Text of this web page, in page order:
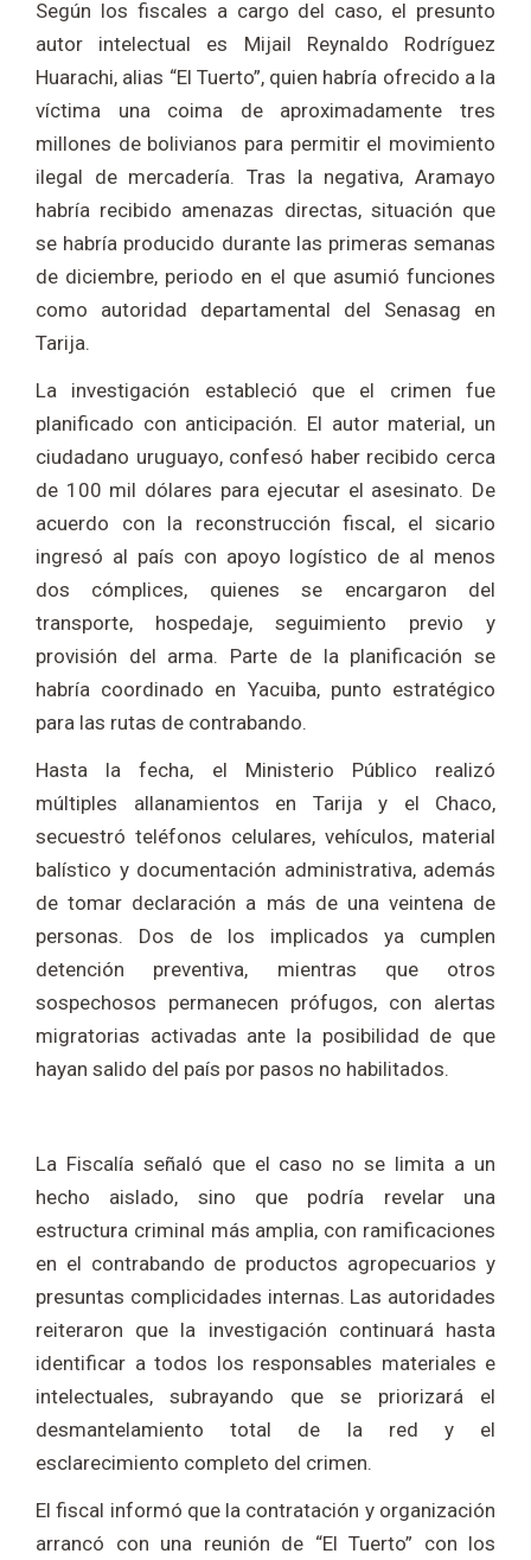
Según los fiscales a cargo del caso, el presunto
autor intelectual es Mijail Reynaldo Rodríguez
Huarachi, alias “El Tuerto”, quien habría ofrecido a la
víctima una coima de aproximadamente tres
millones de bolivianos para permitir el movimiento
ilegal de mercadería. Tras la negativa, Aramayo
habría recibido amenazas directas, situación que
se habría producido durante las primeras semanas
de diciembre, periodo en el que asumió funciones
como autoridad departamental del Senasag en
Tarija.
La investigación estableció que el crimen fue
planificado con anticipación. El autor material, un
ciudadano uruguayo, confesó haber recibido cerca
de 100 mil dólares para ejecutar el asesinato. De
acuerdo con la reconstrucción fiscal, el sicario
ingresó al país con apoyo logístico de al menos
dos cómplices, quienes se encargaron del
transporte, hospedaje, seguimiento previo y
provisión del arma. Parte de la planificación se
habría coordinado en Yacuiba, punto estratégico
para las rutas de contrabando.
Hasta la fecha, el Ministerio Público realizó
múltiples allanamientos en Tarija y el Chaco,
secuestró teléfonos celulares, vehículos, material
balístico y documentación administrativa, además
de tomar declaración a más de una veintena de
personas. Dos de los implicados ya cumplen
detención preventiva, mientras que otros
sospechosos permanecen prófugos, con alertas
migratorias activadas ante la posibilidad de que
hayan salido del país por pasos no habilitados.
La Fiscalía señaló que el caso no se limita a un
hecho aislado, sino que podría revelar una
estructura criminal más amplia, con ramificaciones
en el contrabando de productos agropecuarios y
presuntas complicidades internas. Las autoridades
reiteraron que la investigación continuará hasta
identificar a todos los responsables materiales e
intelectuales, subrayando que se priorizará el
desmantelamiento total de la red y el
esclarecimiento completo del crimen.
El fiscal informó que la contratación y organización
arrancó con una reunión de “El Tuerto” con los